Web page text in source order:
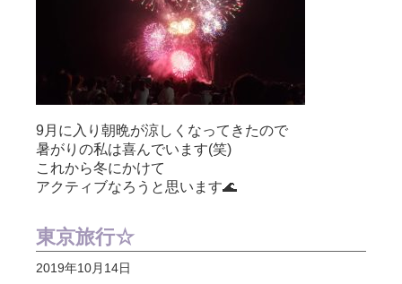
9月に入り朝晩が涼しくなってきたので
暑がりの私は喜んでいます(笑)
これから冬にかけて
アクティブなろうと思います🌊
東京旅行☆
2019年10月14日